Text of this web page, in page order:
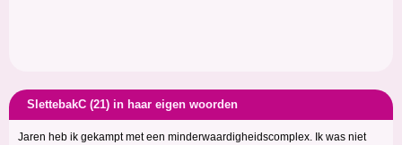
SlettebakC (21) in haar eigen woorden
Jaren heb ik gekampt met een minderwaardigheidscomplex. Ik was niet